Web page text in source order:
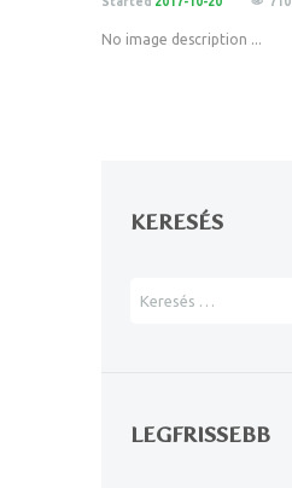
No image description ...
KERESÉS
LEGFRISSEBB